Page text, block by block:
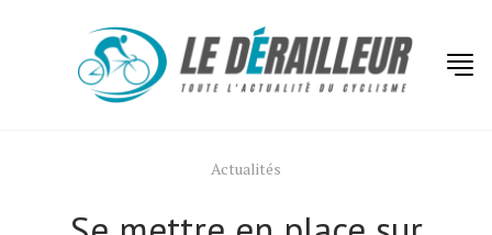
Actualités